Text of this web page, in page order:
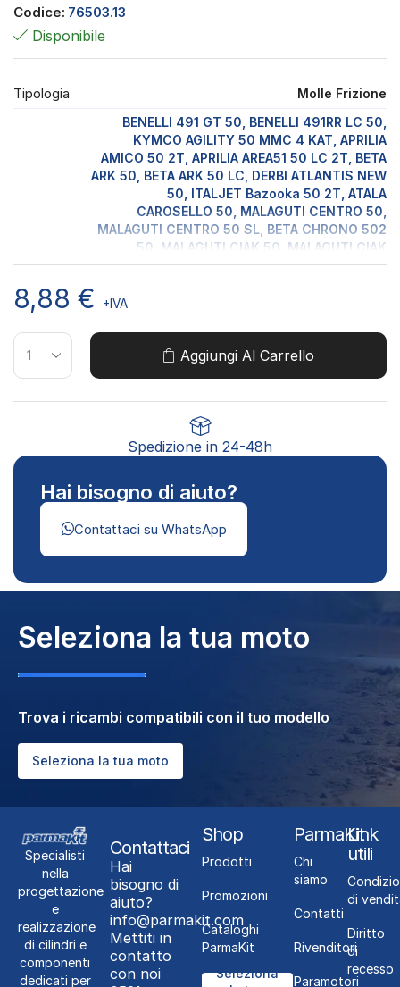
Codice: 76503.13
Disponibile
Tipologia Molle Frizione
Moto
BENELLI 491 GT 50, BENELLI 491RR LC 50,
KYMCO AGILITY 50 MMC 4 KAT, APRILIA
AMICO 50 2T, APRILIA AREA51 50 LC 2T, BETA
ARK 50, BETA ARK 50 LC, DERBI ATLANTIS NEW
50, ITALJET Bazooka 50 2T, ATALA
CAROSELLO 50, MALAGUTI CENTRO 50,
MALAGUTI CENTRO 50 SL, BETA CHRONO 502
50, MALAGUTI CIAK 50, MALAGUTI CIAK
MASTER 50 2T, GILERA DNA 50 LC 2T, ITALJET
MALAGUTI F10 50 AC, MALAGUTI F10 50 JET
MALAGUTI F10 50 JET LINE WAP, MALAGUTI F12
50 DD LC, MALAGUTI F12 50 PHANTOM AC,
MALAGUTI F12 50 PHANTOM DD - LC,
GULLIVER 50 LC 2T, GILERA ICE 50, BENELLI K2
50, BENELLI K2 LC 50, APRILIA LEONARDO 300
4T, BENELLI NAKED 50, BENELLI NAMUR 50,
QUADRA 50, APRILIA RALLY 50 2T, APRILIA
REPLICA 50 LC 2T, GILERA RUNNER 50 LC 2T,
GILERA RUNNER 50 SP LC 2T, APRILIA
SCARABEO 50 2T, APRILIA SCARABEO 50 DELUX
2T, APRILIA SONIC 50 2T, APRILIA SONIC 50 LC
APRILIA SR 50 R FACTORY 2T, APRILIA SR 50
RACING LC 2T, APRILIA SR 50 WWW 2T, GILERA
STALKER 50, GILERA STALKER 50 NAKED,
GILERA STALKER 50 S EDITION, APRILIA
STEALTH 50 LC 2T, GILERA STORM 50, BETA
TEMPO 50, ITALJET TORPEDO 50 2T (MOT
PIAGGIO), GILERA TYPHOON 50, GILERA
TYPHOON X 50, ITALJET YANKEE 50 2T
8,88 € +IVA
Aggiungi Al Carrello
Spedizione in 24-48h
Hai bisogno di aiuto?
Contattaci su WhatsApp
Seleziona la tua moto
Trova i ricambi compatibili con il tuo modello
Seleziona la tua moto
Specialisti
nella
progettazione
e
realizzazione
di cilindri e
componenti
dedicati per
Contattaci
Hai
bisogno di
aiuto?
info@parmakit.com
Mettiti in
contatto
con noi
Shop
Prodotti
Promozioni
Cataloghi
ParmaKit
Seleziona
ParmaKit
Chi
siamo
Contatti
Rivenditori
Paramotori
Link
utili
di
Diritto
di
recesso